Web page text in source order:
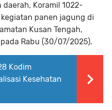
daerah, Koramil 1022-
panen jagung di
Kusan Tengah,
Rabu (30/07/2025).
Kodim
Kesehatan